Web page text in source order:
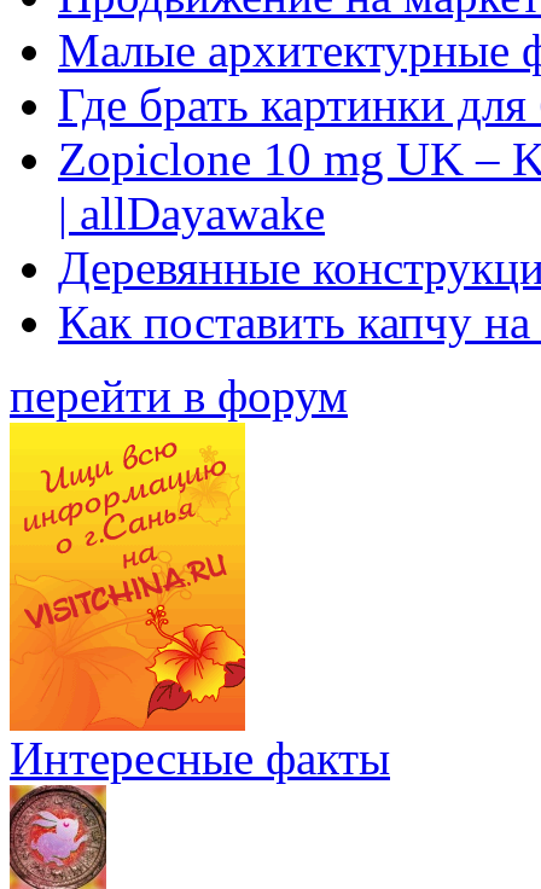
Малые архитектурные
Где брать картинки
Zopiclone 10 mg UK –
| allDayawake
Деревянные
Как поставить капчу
перейти в форум
Интересные факты